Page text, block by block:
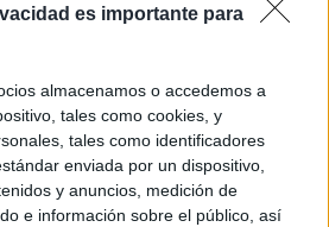
es importante para
almacenamos o accedemos a
tales como cookies, y
tales como identificadores
enviada por un dispositivo,
y anuncios, medición de
e información sobre el público, así